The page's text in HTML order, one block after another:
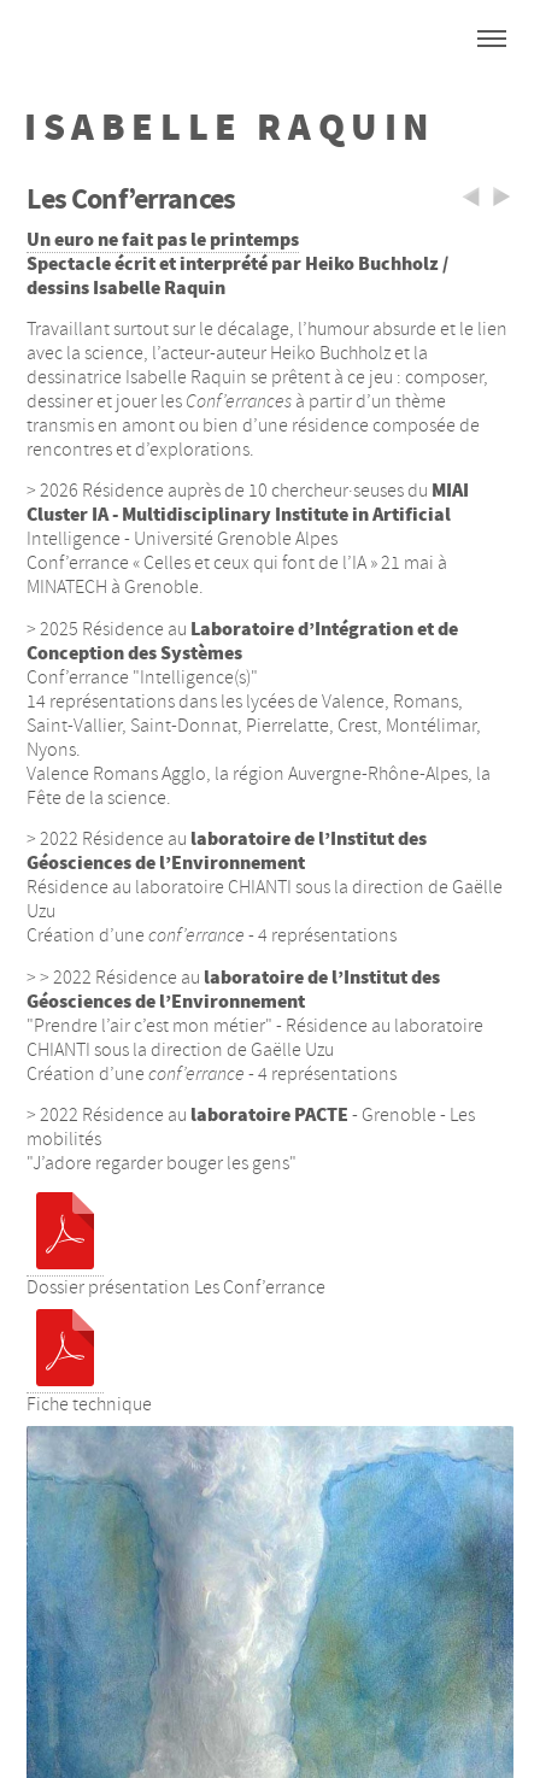
ISABELLE RAQUIN
Les Conf’errances
Un euro ne fait pas le printemps
Spectacle écrit et interprété par Heiko Buchholz /
dessins Isabelle Raquin
Travaillant surtout sur le décalage, l’humour absurde et le lien
avec la science, l’acteur-auteur Heiko Buchholz et la
dessinatrice Isabelle Raquin se prêtent à ce jeu : composer,
dessiner et jouer les Conf’errances à partir d’un thème
transmis en amont ou bien d’une résidence composée de
rencontres et d’explorations.
> 2026 Résidence auprès de 10 chercheur·seuses du MIAI
Cluster IA - Multidisciplinary Institute in Artificial
Intelligence - Université Grenoble Alpes
Conf’errance « Celles et ceux qui font de l’IA » 21 mai à
MINATECH à Grenoble.
> 2025 Résidence au Laboratoire d’Intégration et de
Conception des Systèmes
Conf’errance "Intelligence(s)"
14 représentations dans les lycées de Valence, Romans,
Saint-Vallier, Saint-Donnat, Pierrelatte, Crest, Montélimar,
Nyons.
Valence Romans Agglo, la région Auvergne-Rhône-Alpes, la
Fête de la science.
> 2022 Résidence au laboratoire de l’Institut des
Géosciences de l’Environnement
Résidence au laboratoire CHIANTI sous la direction de Gaëlle
Uzu
Création d’uneconf’errance- 4 représentations
> > 2022 Résidence au laboratoire de l’Institut des
Géosciences de l’Environnement
"Prendre l’air c’est mon métier" - Résidence au laboratoire
CHIANTI sous la direction de Gaëlle Uzu
Création d’uneconf’errance- 4 représentations
> 2022 Résidence au laboratoire PACTE - Grenoble - Les
mobilités
"J’adore regarder bouger les gens"
Dossier présentation Les Conf’errance
Fiche technique